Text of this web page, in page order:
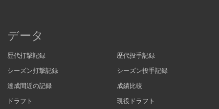
データ
歴代打撃記録
歴代投手記録
シーズン打撃記録
シーズン投手記録
達成間近の記録
成績比較
ドラフト
現役ドラフト